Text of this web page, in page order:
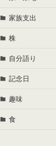
家族支出
株
自分語り
記念日
趣味
食